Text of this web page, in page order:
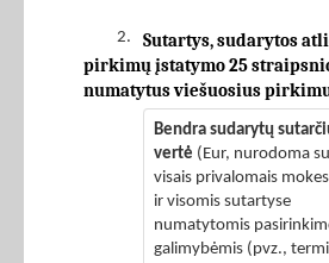
2.
Sutartys, sudarytos
pirkimų įstatymo 25
numatytus viešuosius
Bendra sudarytų
vertė (Eur, nurodoma su
visais privalomais
ir visomis sutartyse
numatytomis
galimybėmis (pvz.,